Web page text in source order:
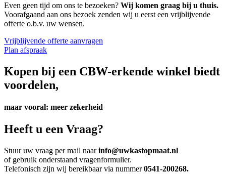
Even geen tijd om ons te bezoeken? Wij komen graag bij u thuis.
Voorafgaand aan ons bezoek zenden wij u eerst een vrijblijvende
offerte o.b.v. uw wensen.
Vrijblijvende offerte aanvragen
Plan afspraak
Kopen bij een CBW-erkende winkel biedt
voordelen,
maar vooral: meer zekerheid
Heeft u een Vraag?
Stuur uw vraag per mail naarinfo@uwkastopmaat.nl
of gebruik onderstaand vragenformulier.
Telefonisch zijn wij bereikbaar via nummer0541-200268.